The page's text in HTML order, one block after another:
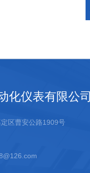
化仪表有限公司
区曹安公路1909号